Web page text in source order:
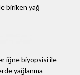
biriken yağ
iğne biyopsisi ile
yağlanma